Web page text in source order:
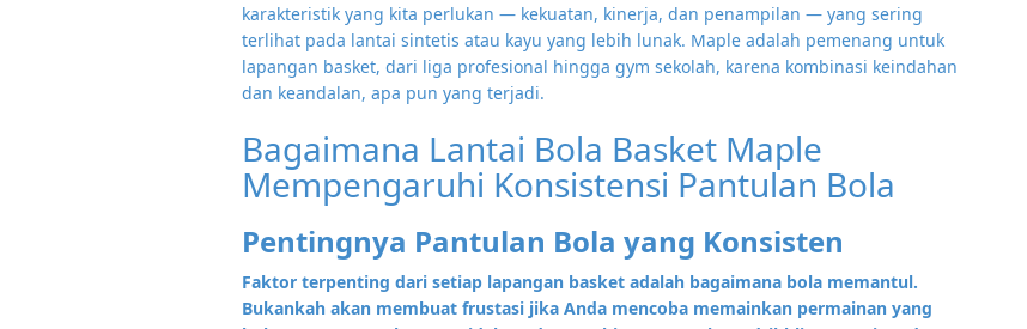
karakteristik yang kita perlukan — kekuatan, kinerja, dan penampilan — yang sering
terlihat pada lantai sintetis atau kayu yang lebih lunak. Maple adalah pemenang untuk
lapangan basket, dari liga profesional hingga gym sekolah, karena kombinasi keindahan
dan keandalan, apa pun yang terjadi.
Bagaimana Lantai Bola Basket Maple
Mempengaruhi Konsistensi Pantulan Bola
Pentingnya Pantulan Bola yang Konsisten
Faktor terpenting dari setiap lapangan basket adalah bagaimana bola memantul.
Bukankah akan membuat frustasi jika Anda mencoba memainkan permainan yang